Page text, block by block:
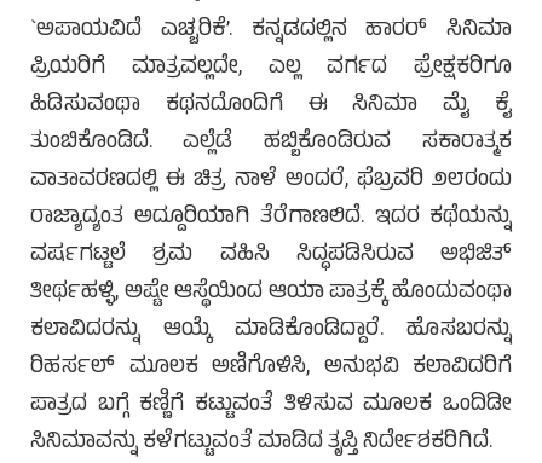
`ಅಪಾಯವಿದೆ ಎಚ್ಚರಿಕೆ’. ಕನ್ನಡದಲ್ಲಿನ ಹಾರರ್ ಸಿನಿಮಾ
ಪ್ರಿಯರಿಗೆ ಮಾತ್ರವಲ್ಲದೇ, ಎಲ್ಲ ವರ್ಗದ ಪ್ರೇಕ್ಷಕರಿಗೂ
ಹಿಡಿಸುವಂಥಾ ಕಥನದೊಂದಿಗೆ ಈ ಸಿನಿಮಾ ಮೈ ಕೈ
ತುಂಬಿಕೊಂಡಿದೆ. ಎಲ್ಲೆಡೆ ಹಬ್ಬಿಕೊಂಡಿರುವ ಸಕಾರಾತ್ಮಕ
ವಾತಾವರಣದಲ್ಲಿ ಈ ಚಿತ್ರ ನಾಳೆ ಅಂದರೆ, ಫೆಬ್ರವರಿ ೨೮ರಂದು
ರಾಜ್ಯಾದ್ಯಂತ ಅದ್ದೂರಿಯಾಗಿ ತೆರೆಗಾಣಲಿದೆ. ಇದರ ಕಥೆಯನ್ನು
ವರ್ಷಗಟ್ಟಲೆ ಶ್ರಮ ವಹಿಸಿ ಸಿದ್ಧಪಡಿಸಿರುವ ಅಭಿಜಿತ್
ತೀರ್ಥಹಳ್ಳಿ, ಅಷ್ಟೇ ಆಸ್ಥೆಯಿಂದ ಆಯಾ ಪಾತ್ರಕ್ಕೆ ಹೊಂದುವಂಥಾ
ಕಲಾವಿದರನ್ನು ಆಯ್ಕೆ ಮಾಡಿಕೊಂಡಿದ್ದಾರೆ. ಹೊಸಬರನ್ನು
ರಿಹರ್ಸಲ್ ಮೂಲಕ ಅಣಿಗೊಳಿಸಿ, ಅನುಭವಿ ಕಲಾವಿದರಿಗೆ
ಪಾತ್ರದ ಬಗ್ಗೆ ಕಣ್ಣಿಗೆ ಕಟ್ಟುವಂತೆ ತಿಳಿಸುವ ಮೂಲಕ ಒಂದಿಡೀ
ಸಿನಿಮಾವನ್ನು ಕಳೆಗಟ್ಟುವಂತೆ ಮಾಡಿದ ತೃಪ್ತಿ ನಿರ್ದೇಶಕರಿಗಿದೆ.